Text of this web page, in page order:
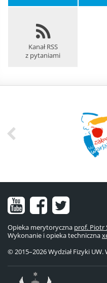
Kanał RSS
z pytaniami
Nasz
kanał
na
YouTube
Nasz
nana
Opieka merytoryczna prof. Piotr
Wykonanie i opieka techniczna
© 2015–2026 Wydział Fizyki